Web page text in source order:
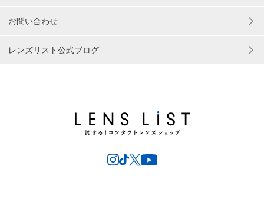
お問い合わせ
レンズリスト公式ブログ